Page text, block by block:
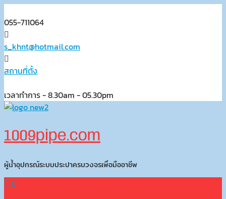
to
content
055-711064
s_khnt@hotmail.com
สถานที่ตั้ง
เวลาทำการ - 8.30am - 05.30pm
1009pipe.com
ผู้น้ำอุปกรณ์ระบบประปาครบวงจรเพื่อมืออาชีพ
0